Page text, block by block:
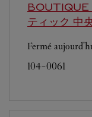
BOUTIQUE
ティック 中
Fermé
104-0061